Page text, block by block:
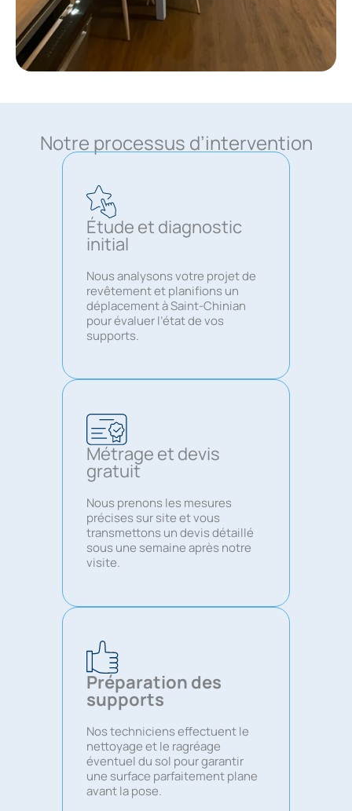
Notre processus d’intervention
Étude et diagnostic
initial
Nous analysons votre projet de
revêtement et planifions un
déplacement à Saint-Chinian
pour évaluer l’état de vos
supports.
Métrage et devis
gratuit
Nous prenons les mesures
précises sur site et vous
transmettons un devis détaillé
sous une semaine après notre
visite.
Préparation des
supports
Nos techniciens effectuent le
nettoyage et le ragréage
éventuel du sol pour garantir
une surface parfaitement plane
avant la pose.